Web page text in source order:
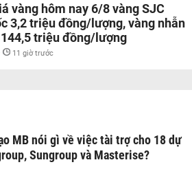
vàng hôm nay 6/8 vàng SJC
3,2 triệu đồng/lượng, vàng nhẫn
triệu đồng/lượng
11 giờ trước
MB nói gì về việc tài trợ cho 18 dự
Sungroup và Masterise?